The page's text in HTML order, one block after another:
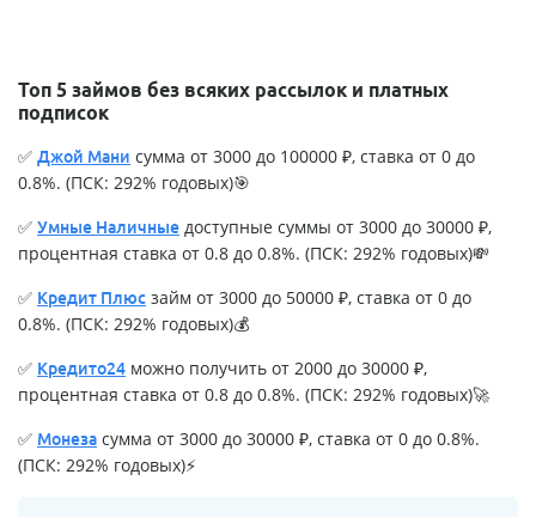
Топ 5 займов без всяких рассылок и платных
подписок
✅ Джой Мани сумма от 3000 до 100000 ₽, ставка от 0 до
0.8%. (ПСК: 292% годовых)🎯
✅ Умные Наличные доступные суммы от 3000 до 30000 ₽,
процентная ставка от 0.8 до 0.8%. (ПСК: 292% годовых)💸
✅ Кредит Плюс займ от 3000 до 50000 ₽, ставка от 0 до
0.8%. (ПСК: 292% годовых)💰
✅ Кредито24 можно получить от 2000 до 30000 ₽,
процентная ставка от 0.8 до 0.8%. (ПСК: 292% годовых)🚀
✅ Монеза сумма от 3000 до 30000 ₽, ставка от 0 до 0.8%.
(ПСК: 292% годовых)⚡